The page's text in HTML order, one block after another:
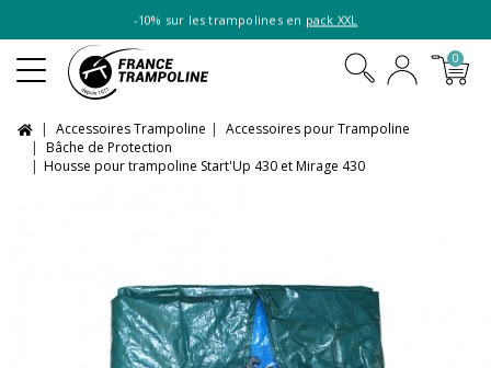
-10% sur les trampolines en pack XXL
0
Accessoires Trampoline
Accessoires pour Trampoline
Bâche de Protection
Housse pour trampoline Start'Up 430 et Mirage 430